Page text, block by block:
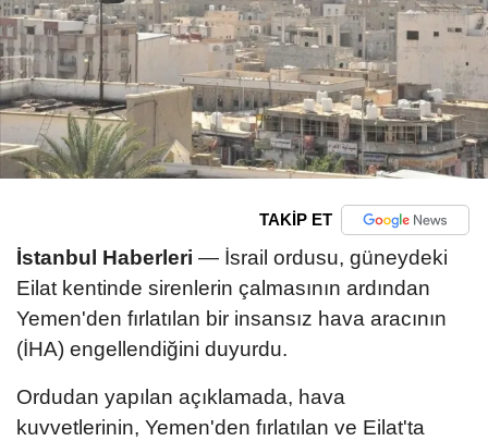
TAKİP ET
İstanbul Haberleri — İsrail ordusu, güneydeki
Eilat kentinde sirenlerin çalmasının ardından
Yemen'den fırlatılan bir insansız hava aracının
(İHA) engellendiğini duyurdu.
Ordudan yapılan açıklamada, hava
kuvvetlerinin, Yemen'den fırlatılan ve Eilat'ta